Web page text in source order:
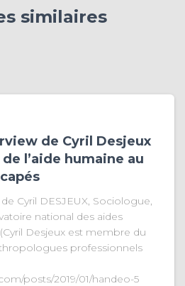
similaires
de Cyril Desjeux
l’aide humaine au
Cyril DESJEUX, Sociologue,
national des aides
Desjeux est membre du
professionnels
posts/2019/01/handeo-5